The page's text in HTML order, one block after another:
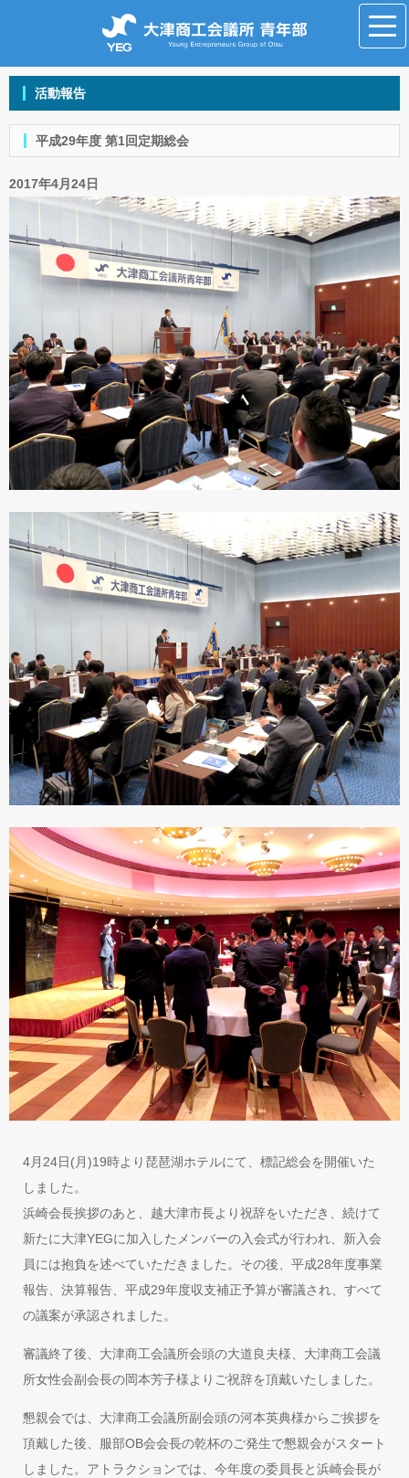
活動報告
平成29年度 第1回定期総会
2017年4月24日
4月24日(月)19時より琵琶湖ホテルにて、標記総会を開催いた
しました。
浜崎会長挨拶のあと、越大津市長より祝辞をいただき、続けて
新たに大津YEGに加入したメンバーの入会式が行われ、新入会
員には抱負を述べていただきました。その後、平成28年度事業
報告、決算報告、平成29年度収支補正予算が審議され、すべて
の議案が承認されました。
審議終了後、大津商工会議所会頭の大道良夫様、大津商工会議
所女性会副会長の岡本芳子様よりご祝辞を頂戴いたしました。
懇親会では、大津商工会議所副会頭の河本英典様からご挨拶を
頂戴した後、服部OB会会長の乾杯のご発生で懇親会がスタート
しました。アトラクションでは、今年度の委員長と浜崎会長が